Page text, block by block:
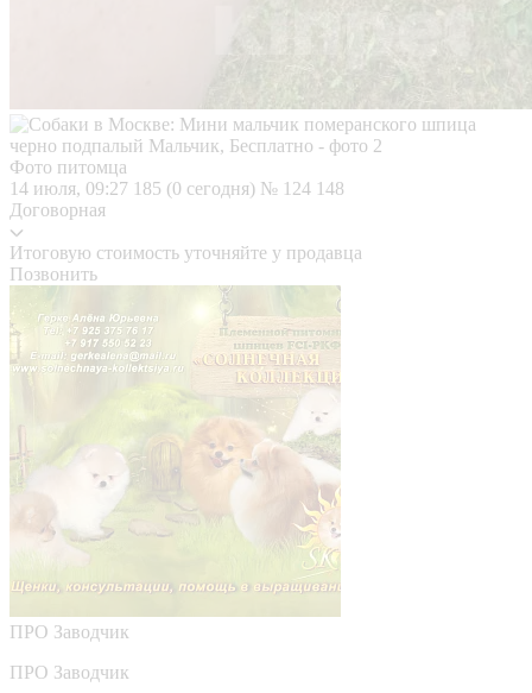
Фото питомца
14 июля, 09:27 185 (0 сегодня) № 124 148
Договорная
Итоговую стоимость уточняйте у продавца
Позвонить
ПРО Заводчик
ПРО Заводчик